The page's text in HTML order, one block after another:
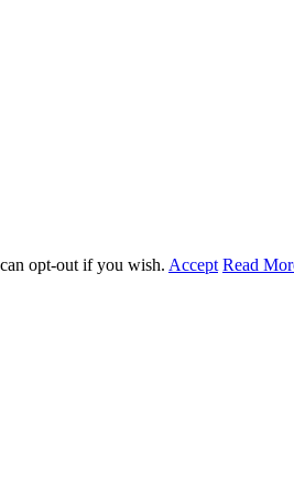
opt-out if you wish. Accept Read